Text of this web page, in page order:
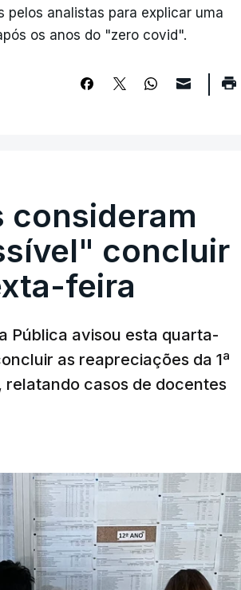
pelos analistas para explicar uma
os anos do "zero covid".
consideram
concluir
feira
Pública avisou esta quarta-
as reapreciações da 1ª
casos de docentes